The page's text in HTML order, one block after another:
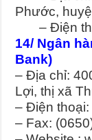
Phước,
– Điện
14/ Ngân
Bank)
– Địa chỉ:
Lợi, thị xã
– Điện
– Fax: